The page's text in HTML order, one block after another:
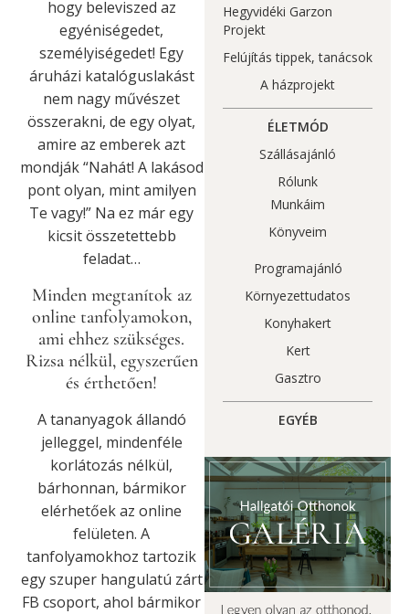
hogy beleviszed az
egyéniségedet,
személyiségedet! Egy
áruházi katalóguslakást
nem nagy művészet
összerakni, de egy olyat,
amire az emberek azt
mondják “Nahát! A lakásod
pont olyan, mint amilyen
Te vagy!” Na ez már egy
kicsit összetettebb
feladat…
Minden megtanítok az
online tanfolyamokon,
ami ehhez szükséges.
Rizsa nélkül, egyszerűen
és érthetően!
A tananyagok állandó
jelleggel, mindenféle
korlátozás nélkül,
bárhonnan, bármikor
elérhetőek az online
felületen. A
tanfolyamokhoz tartozik
egy szuper hangulatú zárt
FB csoport, ahol bármikor
Hegyvidéki Garzon
Projekt
Felújítás tippek, tanácsok
A házprojekt
ÉLETMÓD
Szállásajánló
Rólunk
Munkáim
Könyveim
Programajánló
Környezettudatos
Konyhakert
Kert
Gasztro
EGYÉB